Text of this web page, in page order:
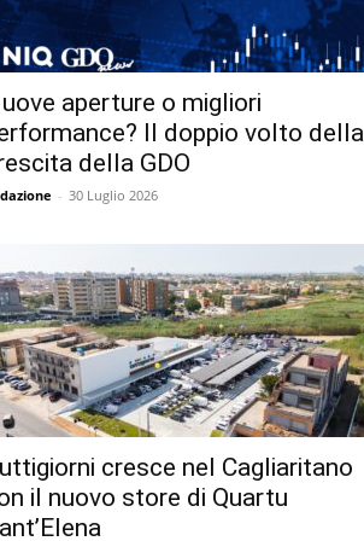
aperture o migliori
Il doppio volto della
della GDO
- 30 Luglio 2026
cresce nel Cagliaritano
il nuovo store di Quartu